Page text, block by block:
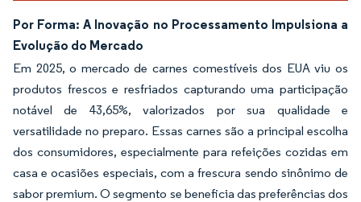
Por Forma: A Inovação no Processamento Impulsiona a
Evolução do Mercado
Em 2025, o mercado de carnes comestíveis dos EUA viu os
produtos frescos e resfriados capturando uma participação
notável de 43,65%, valorizados por sua qualidade e
versatilidade no preparo. Essas carnes são a principal escolha
dos consumidores, especialmente para refeições cozidas em
casa e ocasiões especiais, com a frescura sendo sinônimo de
sabor premium. O segmento se beneficia das preferências dos